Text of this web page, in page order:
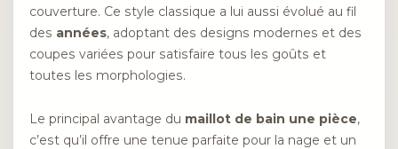
couverture. Ce style classique a lui aussi évolué au fil
des années, adoptant des designs modernes et des
coupes variées pour satisfaire tous les goûts et
toutes les morphologies.
Le principal avantage du maillot de bain une pièce,
c’est qu’il offre une tenue parfaite pour la nage et un